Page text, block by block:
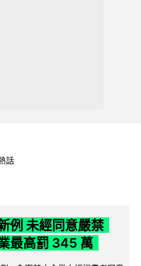
話
例 未經同意嚴禁
最高罰 345 萬